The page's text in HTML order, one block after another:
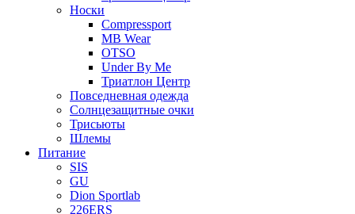
Носки
Compressport
MB Wear
OTSO
Under By Me
Триатлон Центр
Повседневная одежда
Солнцезащитные очки
Трисьюты
Шлемы
Питание
SIS
GU
Dion Sportlab
226ERS